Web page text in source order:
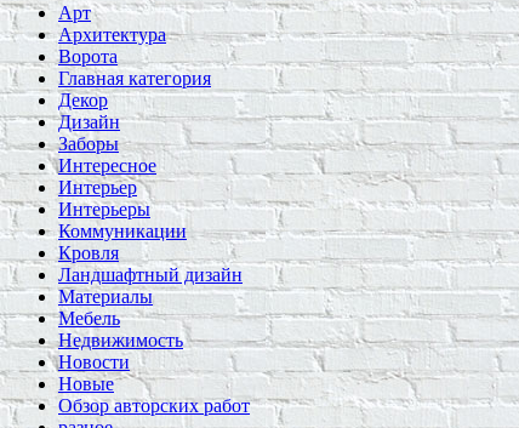
Арт
Архитектура
Ворота
Главная категория
Декор
Дизайн
Заборы
Интересное
Интерьер
Интерьеры
Коммуникации
Кровля
Ландшафтный дизайн
Материалы
Мебель
Недвижимость
Новости
Новые
Обзор авторских работ